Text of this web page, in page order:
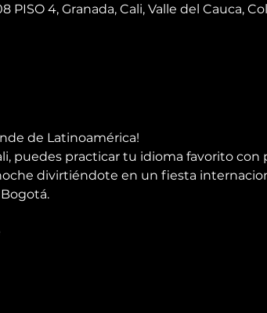
PISO 4, Granada, Cali, Valle del Cauca,
de Latinoamérica!
puedes practicar tu idioma favorito con
divirtiéndote en un fiesta